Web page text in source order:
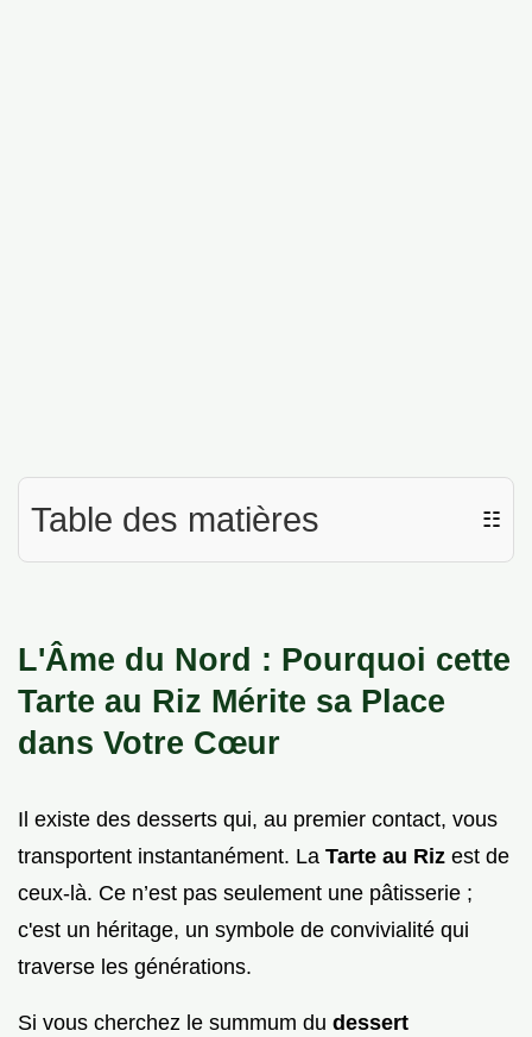
Table des matières ☷
L'Âme du Nord : Pourquoi cette
Tarte au Riz Mérite sa Place
dans Votre Cœur
Il existe des desserts qui, au premier contact, vous
transportent instantanément. La Tarte au Riz est de
ceux-là. Ce n’est pas seulement une pâtisserie ;
c'est un héritage, un symbole de convivialité qui
traverse les générations.
Si vous cherchez le summum du dessert